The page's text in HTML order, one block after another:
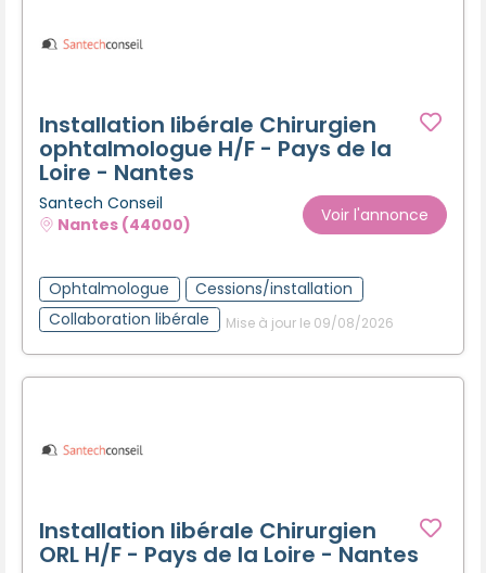
Installation libérale Chirurgien
ophtalmologue H/F - Pays de la
Loire - Nantes
Santech Conseil
Nantes (44000)
Voir l'annonce
Ophtalmologue
Cessions/installation
Collaboration libérale
Mise à jour le 09/08/2026
Installation libérale Chirurgien
ORL H/F - Pays de la Loire - Nantes